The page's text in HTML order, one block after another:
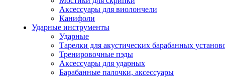
Аксессуары для виолончели
Канифоли
Ударные инструменты
Ударные
Тарелки для акустических барабанных
Тренировочные пэды
Аксессуары для ударных
Барабанные палочки, аксессуары